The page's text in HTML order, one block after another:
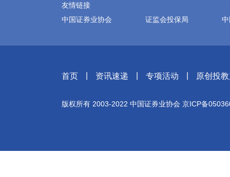
友情链接
中国证券业协会
证监会投保局
首页 资讯速递 专项活动 原创投
版权所有 2003-2022 中国证券业协会 京ICP备